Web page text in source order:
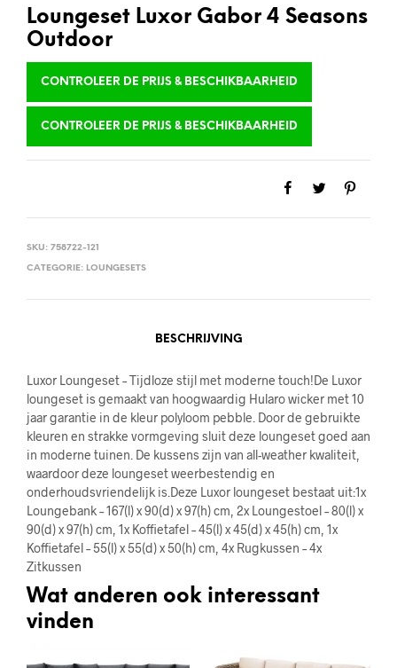
Loungeset Luxor Gabor 4 Seasons
Outdoor
CONTROLEER DE PRIJS & BESCHIKBAARHEID
CONTROLEER DE PRIJS & BESCHIKBAARHEID
SKU: 758722-121
CATEGORIE: LOUNGESETS
BESCHRIJVING
Luxor Loungeset – Tijdloze stijl met moderne touch!De Luxor
loungeset is gemaakt van hoogwaardig Hularo wicker met 10
jaar garantie in de kleur polyloom pebble. Door de gebruikte
kleuren en strakke vormgeving sluit deze loungeset goed aan
in moderne tuinen. De kussens zijn van all-weather kwaliteit,
waardoor deze loungeset weerbestendig en
onderhoudsvriendelijk is.Deze Luxor loungeset bestaat uit:1x
Loungebank – 167(l) x 90(d) x 97(h) cm, 2x Loungestoel – 80(l) x
90(d) x 97(h) cm, 1x Koffietafel – 45(l) x 45(d) x 45(h) cm, 1x
Koffietafel – 55(l) x 55(d) x 50(h) cm, 4x Rugkussen – 4x
Zitkussen
Wat anderen ook interessant
vinden